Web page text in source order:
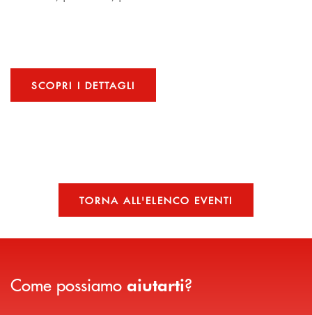
SCOPRI I DETTAGLI
TORNA ALL'ELENCO EVENTI
Come possiamo aiutarti?